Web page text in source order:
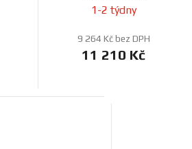
1-2 týdny
9 264 Kč bez DPH
11 210 Kč